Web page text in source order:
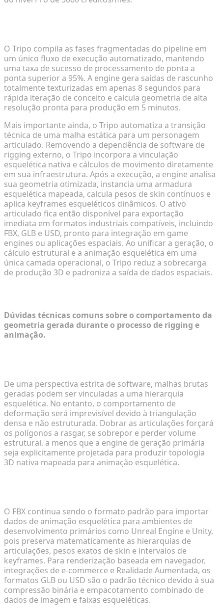
O Tripo compila as fases fragmentadas do pipeline em
um único fluxo de execução automatizado, mantendo
uma taxa de sucesso de processamento de ponta a
ponta superior a 95%. A engine gera saídas de rascunho
totalmente texturizadas em apenas 8 segundos para
rápida iteração de conceito e calcula geometria de alta
resolução pronta para produção em 5 minutos.
Mais importante ainda, o Tripo automatiza a transição
técnica de uma malha estática para um personagem
articulado. Removendo a dependência de software de
rigging externo, o Tripo incorpora a vinculação
esquelética nativa e cálculos de movimento diretamente
em sua infraestrutura. Após a execução, a engine analisa
sua geometria otimizada, instancia uma armadura
esquelética mapeada, calcula pesos de skin contínuos e
aplica keyframes esqueléticos dinâmicos. O ativo
articulado fica então disponível para exportação
imediata em formatos industriais compatíveis, incluindo
FBX, GLB e USD, pronto para integração em game
engines ou aplicações espaciais. Ao unificar a geração, o
cálculo estrutural e a animação esquelética em uma
única camada operacional, o Tripo reduz a sobrecarga
de produção 3D e padroniza a saída de dados espaciais.
Dúvidas técnicas comuns sobre o comportamento da
geometria gerada durante o processo de rigging e
animação.
De uma perspectiva estrita de software, malhas brutas
geradas podem ser vinculadas a uma hierarquia
esquelética. No entanto, o comportamento de
deformação será imprevisível devido à triangulação
densa e não estruturada. Dobrar as articulações forçará
os polígonos a rasgar, se sobrepor e perder volume
estrutural, a menos que a engine de geração primária
seja explicitamente projetada para produzir topologia
3D nativa mapeada para animação esquelética.
O FBX continua sendo o formato padrão para importar
dados de animação esquelética para ambientes de
desenvolvimento primários como Unreal Engine e Unity,
pois preserva matematicamente as hierarquias de
articulações, pesos exatos de skin e intervalos de
keyframes. Para renderização baseada em navegador,
integrações de e-commerce e Realidade Aumentada, os
formatos GLB ou USD são o padrão técnico devido à sua
compressão binária e empacotamento combinado de
dados de imagem e faixas esqueléticas.